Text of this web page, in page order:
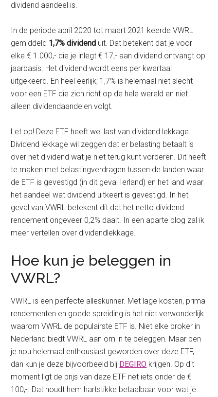
dividend aandeel is.
In de periode april 2020 tot maart 2021 keerde VWRL
gemiddeld 1,7% dividend uit. Dat betekent dat je voor
elke € 1.000,- die je inlegt € 17,- aan dividend ontvangt op
jaarbasis. Het dividend wordt eens per kwartaal
uitgekeerd. En heel eerlijk; 1,7% is helemaal niet slecht
voor een ETF die zich richt op de hele wereld en niet
alleen dividendaandelen volgt.
Let op! Deze ETF heeft wel last van dividend lekkage.
Dividend lekkage wil zeggen dat er belasting betaalt is
over het dividend wat je niet terug kunt vorderen. Dit heeft
te maken met belastingverdragen tussen de landen waar
de ETF is gevestigd (in dit geval Ierland) en het land waar
het aandeel wat dividend uitkeert is gevestigd. In het
geval van VWRL betekent dit dat het netto dividend
rendement ongeveer 0,2% daalt. In een aparte blog zal ik
meer vertellen over dividendlekkage.
Hoe kun je beleggen in
VWRL?
VWRL is een perfecte alleskunner. Met lage kosten, prima
rendementen en goede spreiding is het niet verwonderlijk
waarom VWRL de populairste ETF is. Niet elke broker in
Nederland biedt VWRL aan om in te beleggen. Maar ben
je nou helemaal enthousiast geworden over deze ETF,
dan kun je deze bijvoorbeeld bij DEGIRO krijgen. Op dit
moment ligt de prijs van deze ETF net iets onder de €
100,-. Dat houdt hem hartstikke betaalbaar voor wat je